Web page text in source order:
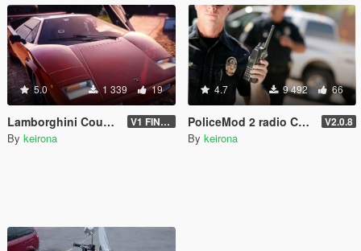
5.0 1 339 19
Lamborghini Countach QV5000 interior update. V1 FINAL
By keirona
4.7 9 492 66
PoliceMod 2 radio Chatter V2.0.8
By keirona